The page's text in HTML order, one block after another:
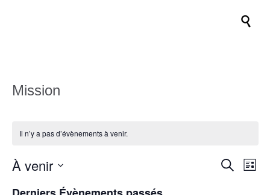

Mission
Il n’y a pas d’évènements à venir.
Recherche
Liste
À venir
une